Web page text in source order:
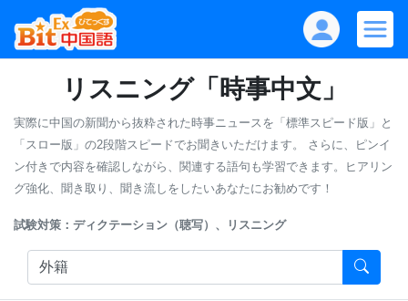
リスニング「時事中文」
実際に中国の新聞から抜粋された時事ニュースを「標準スピード版」と
「スロー版」の2段階スピードでお聞きいただけます。
さらに、ピンイ
ン付きで内容を確認しながら、関連する語句も学習できます。ヒアリン
グ強化、聞き取り、聞き流しをしたいあなたにお勧めです！
試験対策：ディクテーション（聴写）、リスニング